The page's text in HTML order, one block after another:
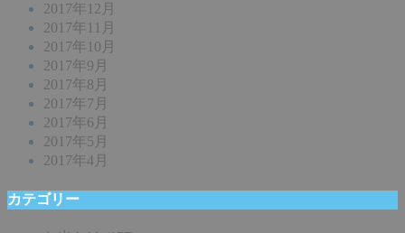
2017年12月
2017年11月
2017年10月
2017年9月
2017年8月
2017年7月
2017年6月
2017年5月
2017年4月
カテゴリー